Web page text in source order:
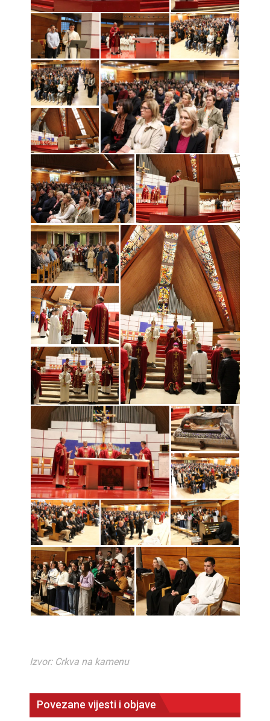
Izvor: Crkva na kamenu
Povezane vijesti i objave